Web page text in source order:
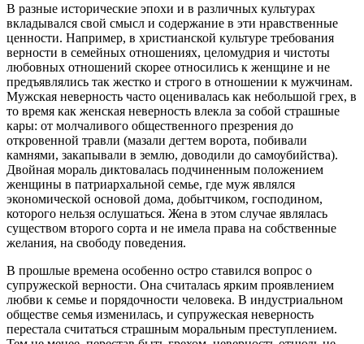
В разные исторические эпохи и в различных культурах
вкладывался свой смысл и содержание в эти нравственные
ценности. Например, в христианской культуре требования
верности в семейных отношениях, целомудрия и чистоты
любовных отношений скорее относились к женщине и не
предъявлялись так жестко и строго в отношении к мужчинам.
Мужская неверность часто оценивалась как небольшой грех, в
то время как женская неверность влекла за собой страшные
кары: от молчаливого общественного презрения до
откровенной травли (мазали дегтем ворота, побивали
камнями, закапывали в землю, доводили до самоубийства).
Двойная мораль диктовалась подчиненным положением
женщины в патриархальной семье, где муж являлся
экономической основой дома, добытчиком, господином,
которого нельзя ослушаться. Жена в этом случае являлась
существом второго сорта и не имела права на собственные
желания, на свободу поведения.
В прошлые времена особенно остро ставился вопрос о
супружеской верности. Она считалась ярким проявлением
любви к семье и порядочности человека. В индустриальном
обществе семья изменилась, и супружеская неверность
перестала считаться страшным моральным преступлением.